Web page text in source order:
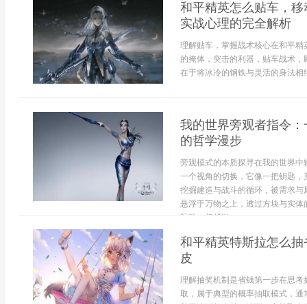
和平精英怎么贴车，
实战心理的完全解析
理解贴车，掌握战术核心在和平
的掩体，突击的利器，贴车战术
在于将冰冷的钢铁与灵活的身法相
我的世界旁观者指令
的哲学漫步
旁观模式的本质探寻在我的世界
一个视角的切换，它像一把钥匙
挖掘建造与战斗的循环，被需求
悬浮于万物之上，透过方块与实
脉动。超越游...
和平精英特斯拉怎么
皮
理解抽奖机制是省钱第一步在思
取，属于典型的概率抽取模式，通